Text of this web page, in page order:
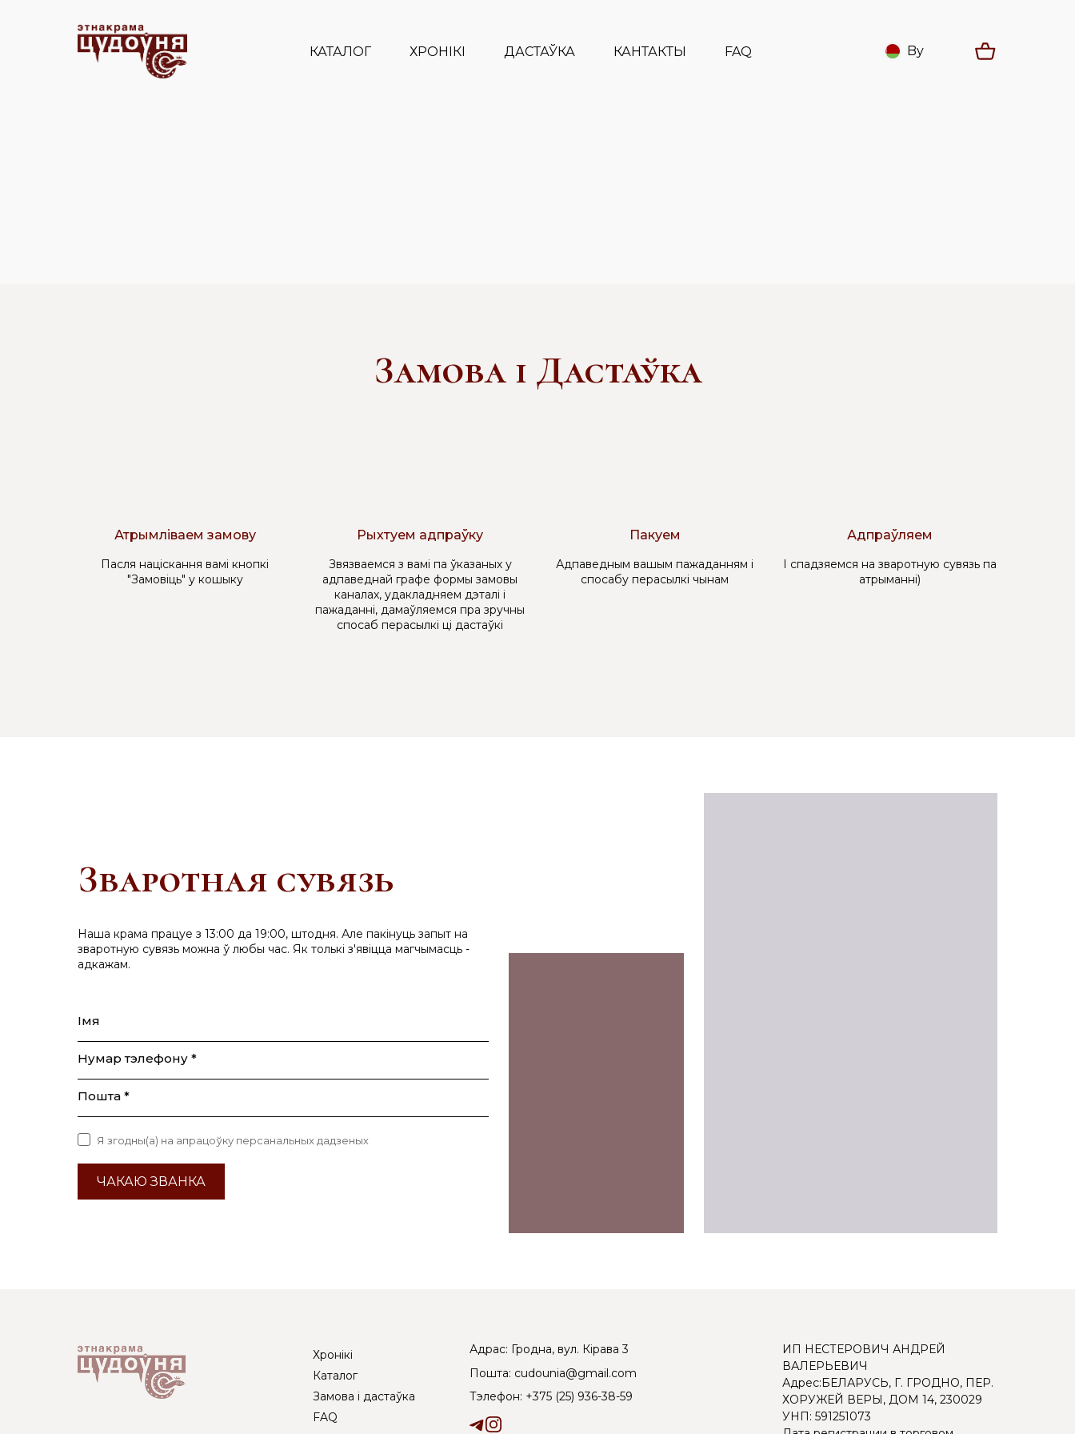
КАТАЛОГ ХРОНІКІ ДАСТАЎКА КАНТАКТЫ FAQ By
Замова і Дастаўка
Атрымліваем замову
Пасля націскання вамі кнопкі
"Замовіць" у кошыку
Рыхтуем адпраўку
Звязваемся з вамі па ўказаных у
адпаведнай графе формы замовы
каналах, удакладняем дэталі і
пажаданні, дамаўляемся пра зручны
спосаб перасылкі ці дастаўкі
Пакуем
Адпаведным вашым пажаданням і
спосабу перасылкі чынам
Адпраўляем
І спадзяемся на зваротную сувязь па
атрыманні)
Зваротная сувязь
Наша крама працуе з 13:00 да 19:00, штодня. Але пакінуць запыт на
зваротную сувязь можна ў любы час. Як толькі з'явіцца магчымасць -
адкажам.
Імя
Нумар тэлефону *
Пошта *
ЧАКАЮ ЗВАНКА
Я згодны(а) на апрацоўку персанальных дадзеных
Хронікі
Каталог
Замова і дастаўка
FAQ
Адрас: Гродна, вул. Кірава 3
Пошта: cudounia@gmail.com
Тэлефон: +375 (25) 936-38-59
ИП НЕСТЕРОВИЧ АНДРЕЙ
ВАЛЕРЬЕВИЧ
Адрес:БЕЛАРУСЬ, Г. ГРОДНО, ПЕР.
ХОРУЖЕЙ ВЕРЫ, ДОМ 14, 230029
УНП: 591251073